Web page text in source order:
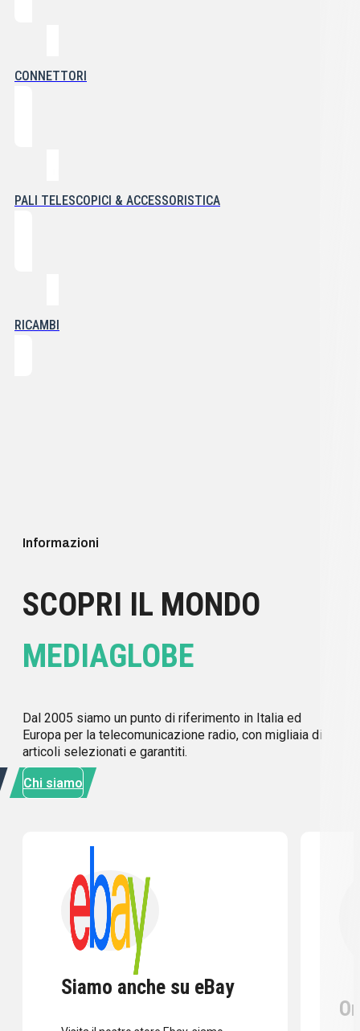
CONNETTORI
PALI TELESCOPICI & ACCESSORISTICA
RICAMBI
Informazioni
SCOPRI IL MONDO
MEDIAGLOBE
Dal 2005 siamo un punto di riferimento in Italia ed
Europa per la telecomunicazione radio, con migliaia di
articoli selezionati e garantiti.
Chi siamo
Siamo anche su eBay